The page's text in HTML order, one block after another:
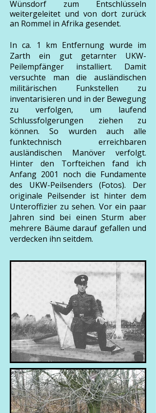
Wünsdorf zum Entschlüsseln
weitergeleitet und von dort zurück
an Rommel in Afrika gesendet.
In ca. 1 km Entfernung wurde im
Zarth ein gut getarnter UKW-
Peilempfänger installiert. Damit
versuchte man die ausländischen
militärischen Funkstellen zu
inventarisieren und in der Bewegung
zu verfolgen, um laufend
Schlussfolgerungen ziehen zu
können. So wurden auch alle
funktechnisch erreichbaren
ausländischen Manöver verfolgt.
Hinter den Torfteichen fand ich
Anfang 2001 noch die Fundamente
des UKW-Peilsenders (Fotos). Der
originale Peilsender ist hinter dem
Unteroffizier zu sehen. Vor ein paar
Jahren sind bei einen Sturm aber
mehrere Bäume darauf gefallen und
verdecken ihn seitdem.